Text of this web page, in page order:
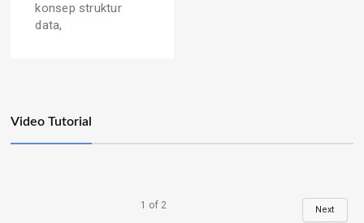
konsep struktur
data,
Video Tutorial
1 of 2 Next